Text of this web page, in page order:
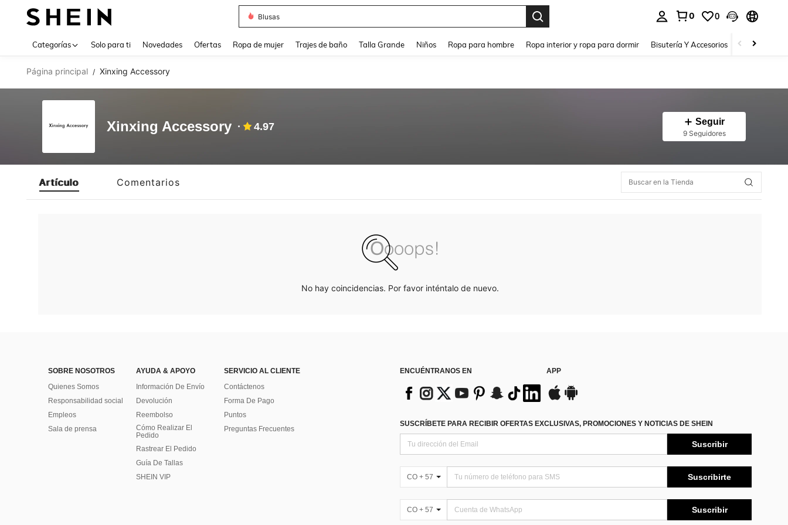
Blusas
0 0
Categorías Solo para ti Novedades Ofertas Ropa de mujer Trajes de baño Talla Grande Niños Ropa para hombre Ropa interior y ropa para dormir Bisutería Y Accesorios Zapatos
Página principal / Xinxing Accessory
Xinxing Accessory 4.97 Seguir
9 Seguidores
Artículo Comentarios
No hay coincidencias. Por favor inténtalo de nuevo.
SOBRE NOSOTROS
Quienes Somos
Responsabilidad social
Empleos
Sala de prensa
AYUDA & APOYO
Información De Envío
Devolución
Reembolso
Cómo Realizar El
Pedido
Rastrear El Pedido
Guía De Tallas
SHEIN VIP
SERVICIO AL CLIENTE
Contáctenos
Forma De Pago
Puntos
Preguntas Frecuentes
ENCUÉNTRANOS EN APP
SUSCRÍBETE PARA RECIBIR OFERTAS EXCLUSIVAS, PROMOCIONES Y NOTICIAS DE SHEIN
Suscribir
CO + 57 Suscribirte
CO + 57 Suscribir